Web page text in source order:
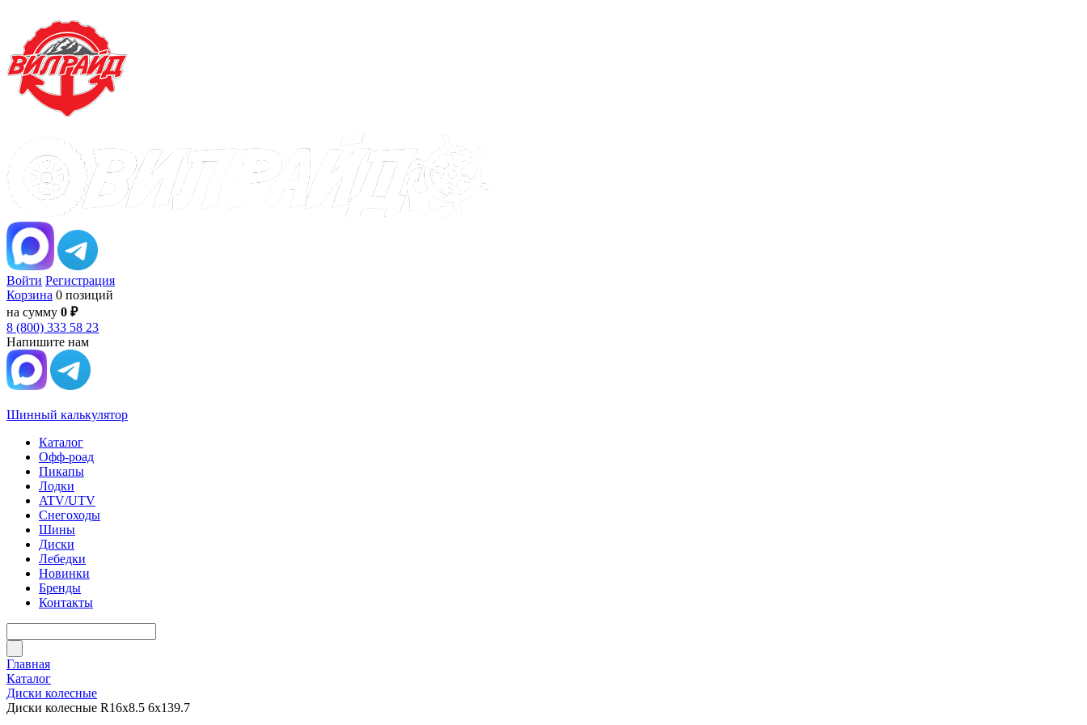
Войти Регистрация
Корзина 0 позиций
на сумму 0 ₽
8 (800) 333 58 23
Напишите нам
Шинный калькулятор
Каталог
Офф-роад
Пикапы
Лодки
ATV/UTV
Снегоходы
Шины
Диски
Лебедки
Новинки
Бренды
Контакты
Главная
Каталог
Диски колесные
Диски колесные R16x8.5 6x139.7